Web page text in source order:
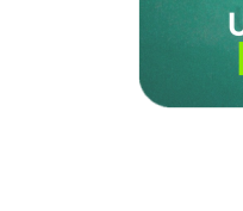
Рюкзаки, сумки